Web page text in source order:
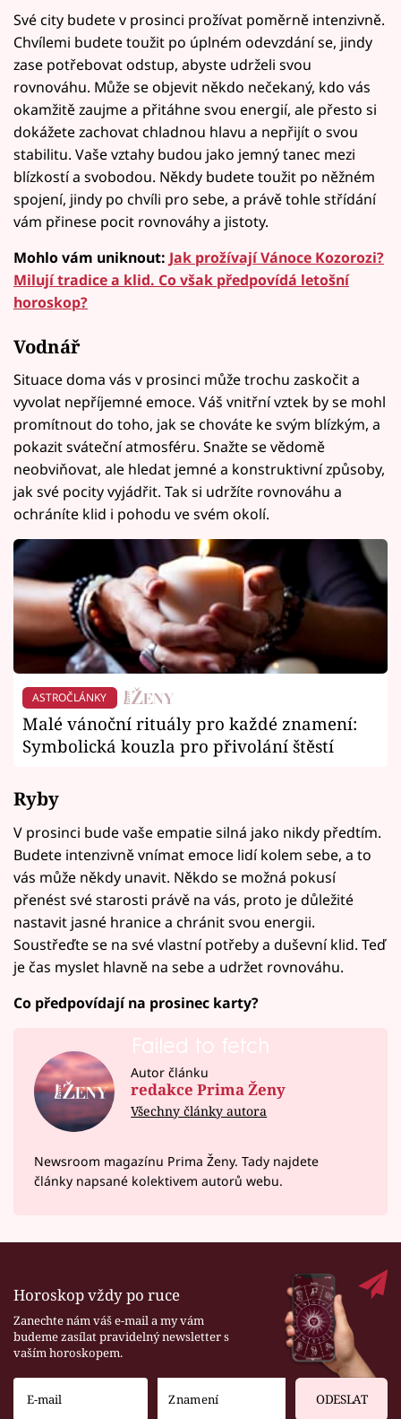
Své city budete v prosinci prožívat poměrně intenzivně.
Chvílemi budete toužit po úplném odevzdání se, jindy
zase potřebovat odstup, abyste udrželi svou
rovnováhu. Může se objevit někdo nečekaný, kdo vás
okamžitě zaujme a přitáhne svou energií, ale přesto si
dokážete zachovat chladnou hlavu a nepřijít o svou
stabilitu. Vaše vztahy budou jako jemný tanec mezi
blízkostí a svobodou. Někdy budete toužit po něžném
spojení, jindy po chvíli pro sebe, a právě tohle střídání
vám přinese pocit rovnováhy a jistoty.
Mohlo vám uniknout: Jak prožívají Vánoce Kozorozi?
Milují tradice a klid. Co však předpovídá letošní
horoskop?
Vodnář
Situace doma vás v prosinci může trochu zaskočit a
vyvolat nepříjemné emoce. Váš vnitřní vztek by se mohl
promítnout do toho, jak se chováte ke svým blízkým, a
pokazit sváteční atmosféru. Snažte se vědomě
neobviňovat, ale hledat jemné a konstruktivní způsoby,
jak své pocity vyjádřit. Tak si udržíte rovnováhu a
ochráníte klid i pohodu ve svém okolí.
ASTROČLÁNKY
Malé vánoční rituály pro každé znamení:
Symbolická kouzla pro přivolání štěstí
Ryby
V prosinci bude vaše empatie silná jako nikdy předtím.
Budete intenzivně vnímat emoce lidí kolem sebe, a to
vás může někdy unavit. Někdo se možná pokusí
přenést své starosti právě na vás, proto je důležité
nastavit jasné hranice a chránit svou energii.
Soustřeďte se na své vlastní potřeby a duševní klid. Teď
je čas myslet hlavně na sebe a udržet rovnováhu.
Co předpovídají na prosinec karty?
Failed to fetch
Autor článku
redakce Prima Ženy
Všechny články autora
Newsroom magazínu Prima Ženy. Tady najdete
články napsané kolektivem autorů webu.
Horoskop vždy po ruce
Zanechte nám váš e-mail a my vám
budeme zasílat pravidelný newsletter s
vaším horoskopem.
ODESLAT